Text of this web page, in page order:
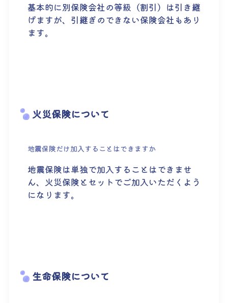
基本的に別保険会社の等級（割引）は引き継
げますが、引継ぎのできない保険会社もあり
ます。
火災保険について
地震保険だけ加入することはできますか
地震保険は単独で加入することはできませ
ん、火災保険とセットでご加入いただくよう
になります。
生命保険について